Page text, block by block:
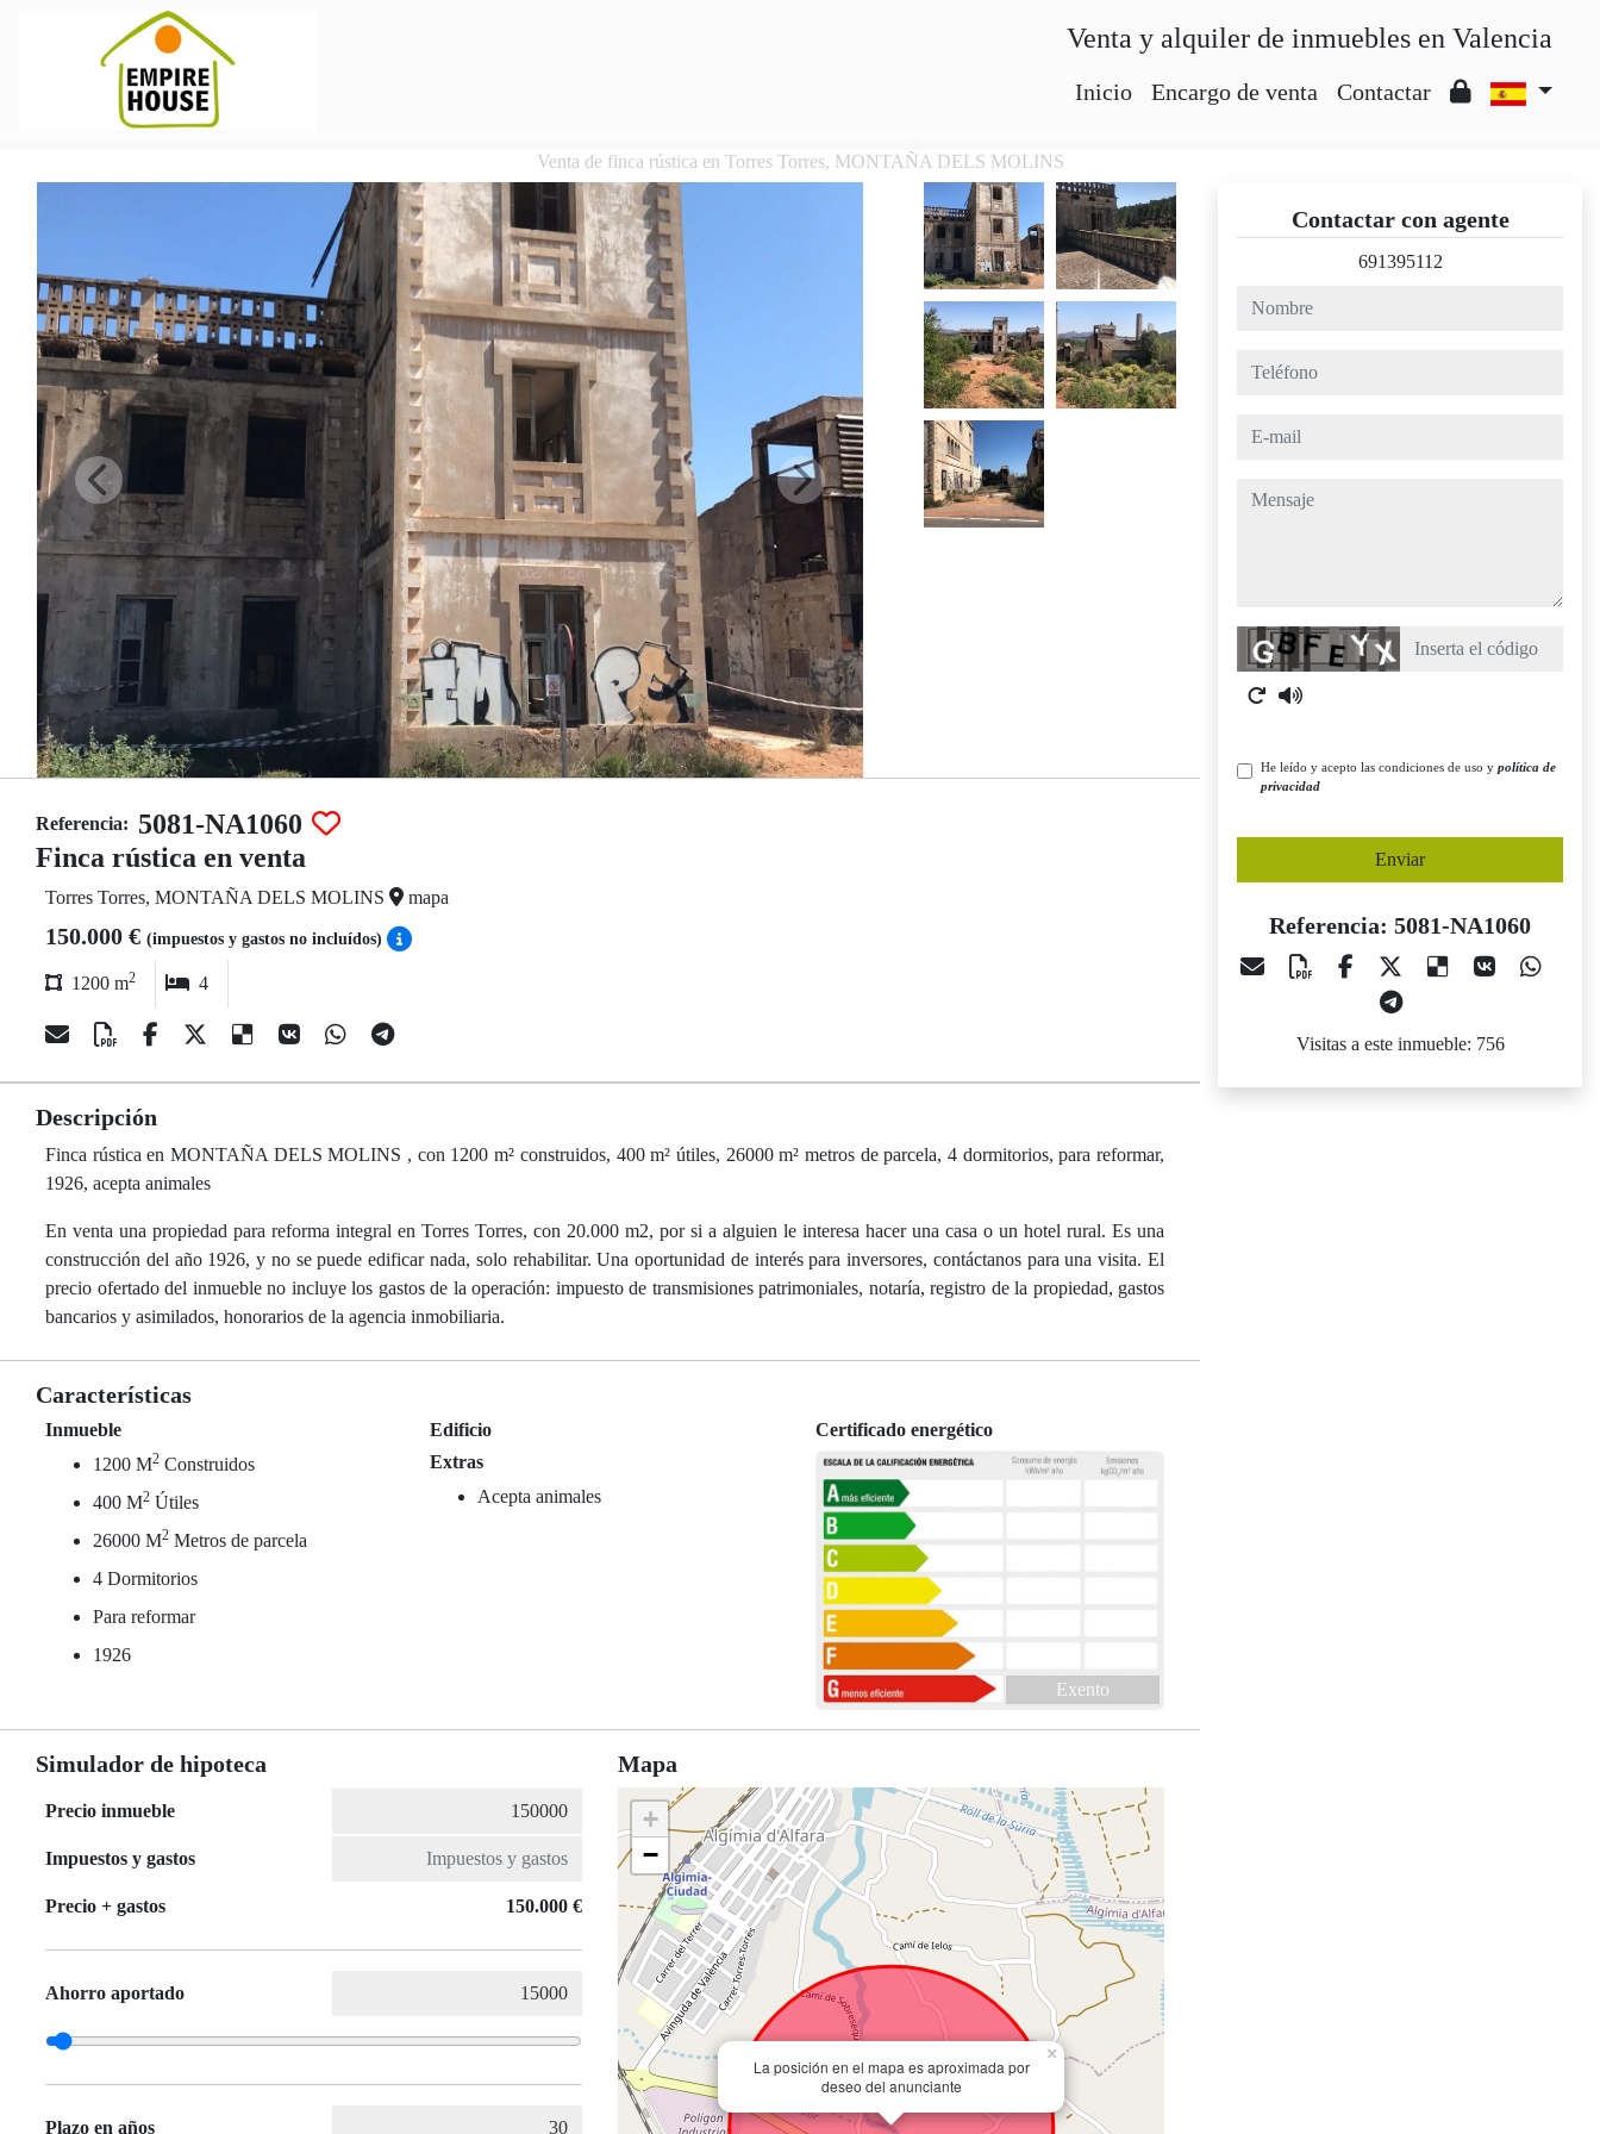
Venta y alquiler de inmuebles en Valencia
Inicio Encargo de venta Contactar
Venta de finca rústica en Torres Torres, MONTAÑA DELS MOLINS
Referencia: 5081-NA1060
Finca rústica en venta
Torres Torres, MONTAÑA DELS MOLINS mapa
150.000 € (impuestos y gastos no incluídos)
1200 m2 4
Descripción
Finca rústica en MONTAÑA DELS MOLINS , con 1200 m² construidos, 400 m² útiles, 26000 m² metros de parcela, 4 dormitorios, para reformar,
1926, acepta animales
En venta una propiedad para reforma integral en Torres Torres, con 20.000 m2, por si a alguien le interesa hacer una casa o un hotel rural. Es una
construcción del año 1926, y no se puede edificar nada, solo rehabilitar. Una oportunidad de interés para inversores, contáctanos para una visita. El
precio ofertado del inmueble no incluye los gastos de la operación: impuesto de transmisiones patrimoniales, notaría, registro de la propiedad, gastos
bancarios y asimilados, honorarios de la agencia inmobiliaria.
Características
Inmueble
1200 M2 Construidos
400 M2 Útiles
26000 M2 Metros de parcela
4 Dormitorios
Para reformar
1926
Edificio
Extras
Acepta animales
Certificado energético
Exento
Simulador de hipoteca
Precio inmueble
Impuestos y gastos
Precio + gastos 150.000 €
Ahorro aportado
Plazo en años
Mapa
La posición en el mapa es aproximada por
deseo del anunciante
×
+
−
Contactar con agente
691395112
nombre
teléfono
e-mail
mensaje
Captcha
He leído y acepto las condiciones de uso y política de
privacidad
Enviar
Referencia: 5081-NA1060
Visitas a este inmueble: 756